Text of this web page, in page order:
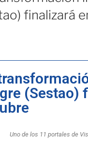
finalizará
(Sestao)
Uno de los 11 portales de